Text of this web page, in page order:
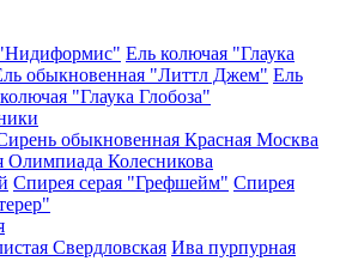
Ель колючая "Глаука
обыкновенная "Литтл Джем" Ель
"Глаука Глобоза"
обыкновенная Красная Москва
Олимпиада Колесникова
Спирея серая "Грефшейм" Спирея
Свердловская Ива пурпурная